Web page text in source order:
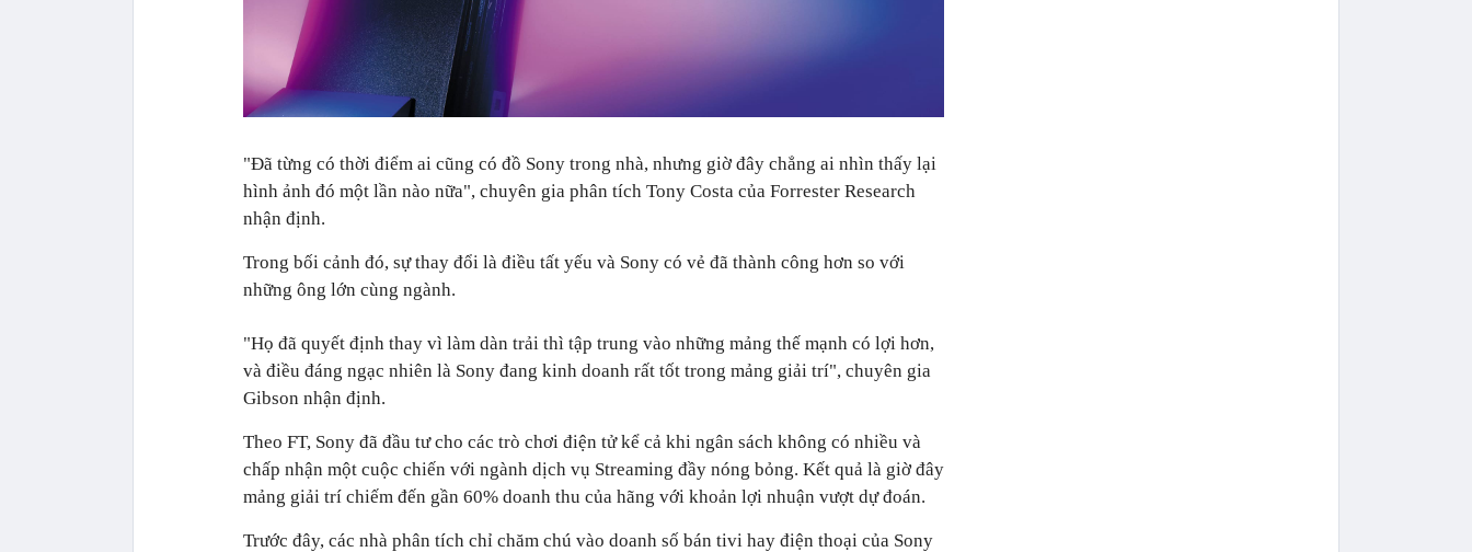
"Đã từng có thời điểm ai cũng có đồ Sony trong nhà, nhưng giờ đây chẳng ai nhìn thấy lại
hình ảnh đó một lần nào nữa", chuyên gia phân tích Tony Costa của Forrester Research
nhận định.
Trong bối cảnh đó, sự thay đổi là điều tất yếu và Sony có vẻ đã thành công hơn so với
những ông lớn cùng ngành.
"Họ đã quyết định thay vì làm dàn trải thì tập trung vào những mảng thế mạnh có lợi hơn,
và điều đáng ngạc nhiên là Sony đang kinh doanh rất tốt trong mảng giải trí", chuyên gia
Gibson nhận định.
Theo FT, Sony đã đầu tư cho các trò chơi điện tử kể cả khi ngân sách không có nhiều và
chấp nhận một cuộc chiến với ngành dịch vụ Streaming đầy nóng bỏng. Kết quả là giờ đây
mảng giải trí chiếm đến gần 60% doanh thu của hãng với khoản lợi nhuận vượt dự đoán.
Trước đây, các nhà phân tích chỉ chăm chú vào doanh số bán tivi hay điện thoại của Sony